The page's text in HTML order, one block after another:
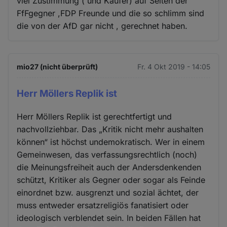
FfFgegner ,FDP Freunde und die so schlimm sind
die von der AfD gar nicht , gerechnet haben.
mio27 (nicht überprüft) Fr. 4 Okt 2019 - 14:05
Herr Möllers Replik ist
Herr Möllers Replik ist gerechtfertigt und
nachvollziehbar. Das „Kritik nicht mehr aushalten
können“ ist höchst undemokratisch. Wer in einem
Gemeinwesen, das verfassungsrechtlich (noch)
die Meinungsfreiheit auch der Andersdenkenden
schützt, Kritiker als Gegner oder sogar als Feinde
einordnet bzw. ausgrenzt und sozial ächtet, der
muss entweder ersatzreligiös fanatisiert oder
ideologisch verblendet sein. In beiden Fällen hat